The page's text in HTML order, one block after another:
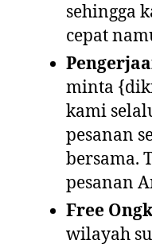
sehingga
cepat
minta
kami
pesanan
bersama.
pesanan
Free
wilayah